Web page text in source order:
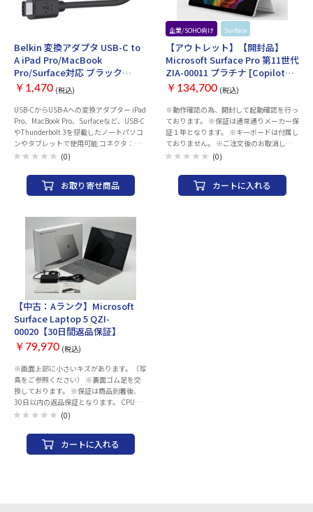
Belkin 変換アダプタ USB-C to
A iPad Pro/MacBook
Pro/Surface対応 ブラック
[F2CU036BTBLK-A]
￥1,470 (税込)
USB-CからUSB-Aへの変換アダプター iPad
Pro、MacBook Pro、Surfaceなど、USB-C
やThunderbolt 3を搭載したノートパソコ
ンやタブレットで使用可能 コネクタ：
Type-C⇒Type-A（メス） データ転送速
さ：14cm
(0)
お取り寄せ商品
企業/SOHO向け Surface
【アウトレット】【開封品】
Microsoft Surface Pro 第11世代
ZIA-00011 プラチナ [Copilot+
PC/13型/Win11
Home/Snapdragon X Elite/メ
モリ16GB/SSD512GB/Office]
￥134,700 (税込)
※動作確認の為、開封して起動確認を行っ
ております。 ※保証は通常通りメーカー保
証１年となります。 ※キーボードは付属し
ておりません。 ※ご注文後のお取消しは
承っておりません。予めご了承ください。
承っております。 商品のサポートに関する
お問い合わせは、当店からの納品書をご用
意いただき、 下記サポートにご連絡くださ
(0)
カートに入れる
【中古：Aランク】Microsoft
Surface Laptop 5 QZI-
00020【30日間返品保証】
￥79,970 (税込)
※画面上部に小さいキズがあります。（写
真をご参照ください） ※裏面ゴム足を交
換しております。 ※保証は商品到着後、
30日以内の返品保証となります。 CPU：
第12世代 インテル Core i5 1235U(Alder
ストレージ容量：SSD 256GB 光学ドライ
ブ：なし ディスプレイサイズ：13.5イン
チ ディスプレイ解像度：2256x1504 有線
(0)
カートに入れる